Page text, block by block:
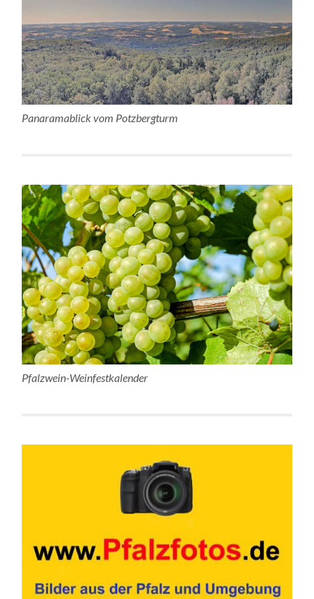
Panaramablick vom Potzbergturm
Pfalzwein-Weinfestkalender